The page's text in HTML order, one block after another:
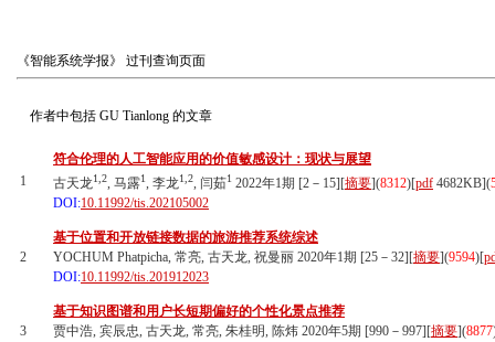
《智能系统学报》 过刊查询页面
作者中包括 GU Tianlong 的文章
1
符合伦理的人工智能应用的价值敏感设计：现状与展望
古天龙1,2, 马露1, 李龙1,2, 闫茹1 2022年1期 [2－15][摘要](8312)[pdf 4682KB](
DOI:10.11992/tis.202105002
2
基于位置和开放链接数据的旅游推荐系统综述
YOCHUM Phatpicha, 常亮, 古天龙, 祝曼丽 2020年1期 [25－32][摘要](9594)[
DOI:10.11992/tis.201912023
3
基于知识图谱和用户长短期偏好的个性化景点推荐
贾中浩, 宾辰忠, 古天龙, 常亮, 朱桂明, 陈炜 2020年5期 [990－997][摘要](8877